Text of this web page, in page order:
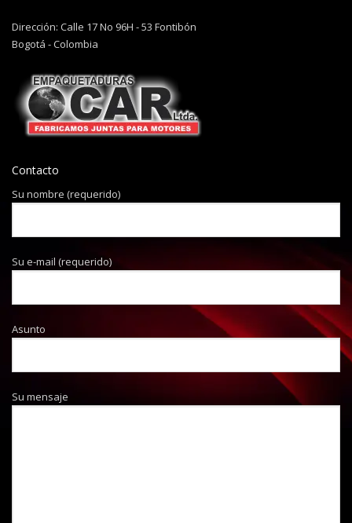
Dirección: Calle 17 No 96H - 53 Fontibón
Bogotá - Colombia
Contacto
Su nombre (requerido)
Su e-mail (requerido)
Asunto
Su mensaje